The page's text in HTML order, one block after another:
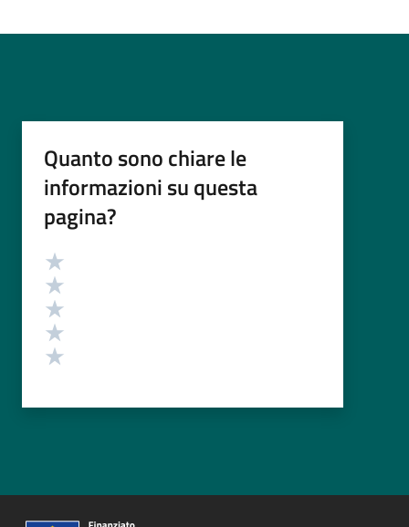
Quanto sono chiare le
informazioni su questa
pagina?
Valutazione